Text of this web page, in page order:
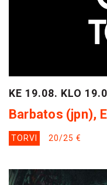
KE 19.08. KLO
Barbatos (jpn),
TORVI 20/25 €